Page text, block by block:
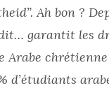
Ah bon ?
garantit les
Arabe
d’étudiants